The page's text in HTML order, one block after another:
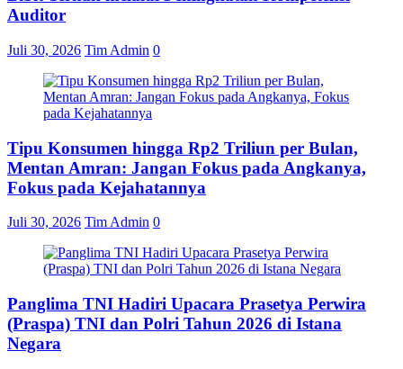
Auditor
Juli 30, 2026 Tim Admin 0
Tipu Konsumen hingga Rp2 Triliun per Bulan,
Mentan Amran: Jangan Fokus pada Angkanya,
Fokus pada Kejahatannya
Juli 30, 2026 Tim Admin 0
Panglima TNI Hadiri Upacara Prasetya Perwira
(Praspa) TNI dan Polri Tahun 2026 di Istana
Negara